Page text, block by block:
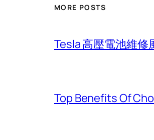
MORE POSTS
Tesla 高壓電池維
Top Benefits Of